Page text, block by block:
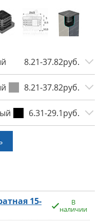
8.21-37.82руб.
8.21-37.82руб.
6.31-29.1руб.
15-
В
наличии